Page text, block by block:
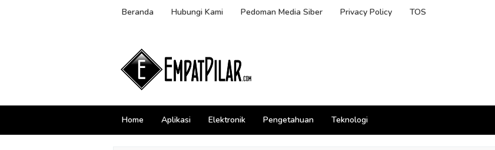
Beranda Hubungi Kami Pedoman Media Siber Privacy Policy TOS
Home Aplikasi Elektronik Pengetahuan Teknologi